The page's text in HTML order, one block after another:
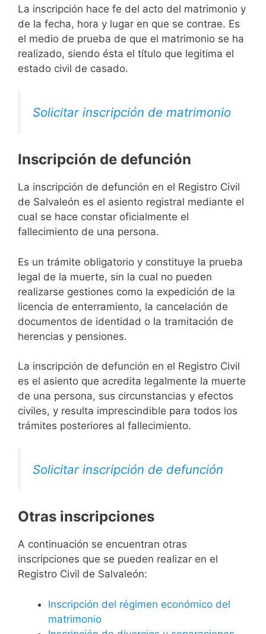
La inscripción hace fe del acto del matrimonio y
de la fecha, hora y lugar en que se contrae. Es
el medio de prueba de que el matrimonio se ha
realizado, siendo ésta el título que legitima el
estado civil de casado.
Solicitar inscripción de matrimonio
Inscripción de defunción
La inscripción de defunción en el Registro Civil
de Salvaleón es el asiento registral mediante el
cual se hace constar oficialmente el
fallecimiento de una persona.
Es un trámite obligatorio y constituye la prueba
legal de la muerte, sin la cual no pueden
realizarse gestiones como la expedición de la
licencia de enterramiento, la cancelación de
documentos de identidad o la tramitación de
herencias y pensiones.
La inscripción de defunción en el Registro Civil
es el asiento que acredita legalmente la muerte
de una persona, sus circunstancias y efectos
civiles, y resulta imprescindible para todos los
trámites posteriores al fallecimiento.
Solicitar inscripción de defunción
Otras inscripciones
A continuación se encuentran otras
inscripciones que se pueden realizar en el
Registro Civil de Salvaleón:
Inscripción del régimen económico del
matrimonio